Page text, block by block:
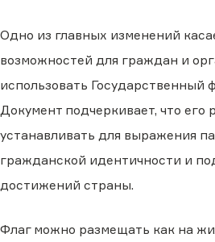
Одно из главных изменений
возможностей для граждан и
использовать Государственный
Документ подчеркивает, что его
устанавливать для выражения
гражданской идентичности и
достижений страны.
Флаг можно размещать как на